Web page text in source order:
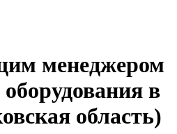
менеджером
в
область)